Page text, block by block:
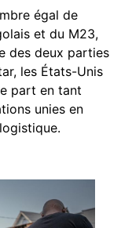
égal de
et du M23,
des deux parties
les États-Unis
part en tant
unies en